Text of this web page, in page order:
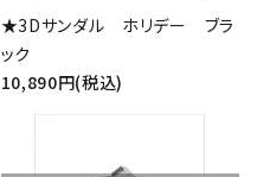
★3Dサンダル ホリデー ブラ
ック
10,890円(税込)